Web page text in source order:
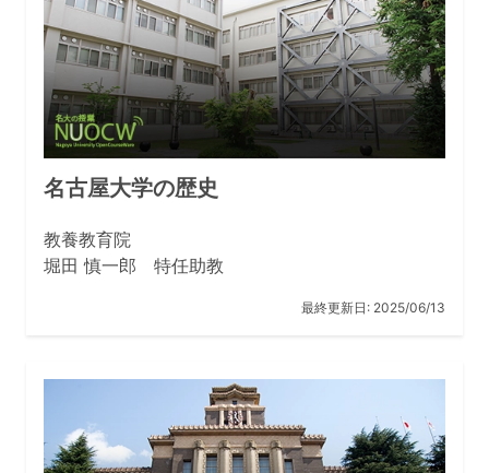
名古屋大学の歴史
教養教育院
堀田 慎一郎 特任助教
最終更新日: 2025/06/13